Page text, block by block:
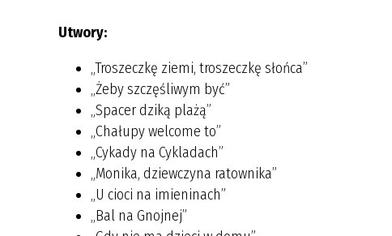
Utwory:
„Troszeczkę ziemi, troszeczkę słońca”
„Żeby szczęśliwym być”
„Spacer dziką plażą”
„Chałupy welcome to”
„Cykady na Cykladach”
„Monika, dziewczyna ratownika”
„U cioci na imieninach”
„Bal na Gnojnej”